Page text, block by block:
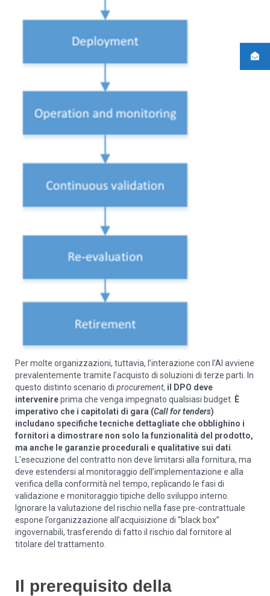
Per molte organizzazioni, tuttavia, l’interazione con l’AI avviene
prevalentemente tramite l’acquisto di soluzioni di terze parti. In
questo distinto scenario di procurement, il DPO deve
intervenireprima che venga impegnato qualsiasi budget. È
imperativo che i capitolati di gara (Call for tenders)
includano specifiche tecniche dettagliate che obblighino i
fornitori a dimostrare non solo la funzionalità del prodotto,
ma anche le garanzie procedurali e qualitative sui dati
L’esecuzione del contratto non deve limitarsi alla fornitura, ma
deve estendersi al monitoraggio dell’implementazione e alla
verifica della conformità nel tempo, replicando le fasi di
validazione e monitoraggio tipiche dello sviluppo interno.
Ignorare la valutazione del rischio nella fase pre-contrattuale
espone l’organizzazione all’acquisizione di “black box”
ingovernabili, trasferendo di fatto il rischio dal fornitore al
titolare del trattamento.
Il prerequisito della